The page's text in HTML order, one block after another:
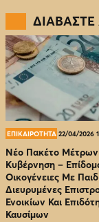
ΕΠΙΚΑΙΡΟΤΗΤΑ 22/04/2026
Νέο Πακέτο
Κυβέρνηση –
Οικογένειες Με
Διευρυμένες
Ενοικίων Και
Καυσίμων